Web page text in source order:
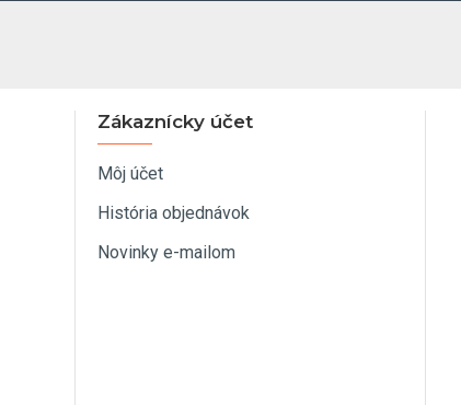
Zákaznícky účet
Môj účet
História objednávok
Novinky e-mailom